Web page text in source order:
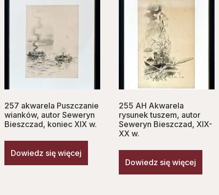
257 akwarela Puszczanie
wianków, autor Seweryn
Bieszczad, koniec XIX w.
Dowiedz się więcej
255 AH Akwarela
rysunek tuszem, autor
Seweryn Bieszczad, XIX-
XX w.
Dowiedz się więcej